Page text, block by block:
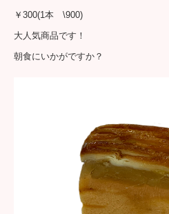
￥300(1本 \900)
大人気商品です！
朝食にいかがですか？